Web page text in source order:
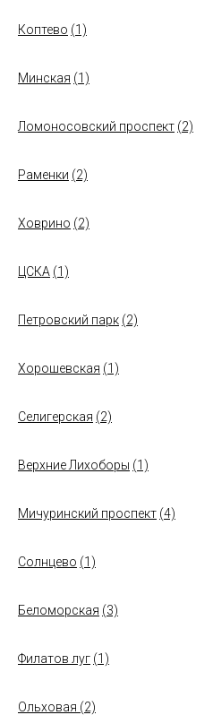
Коптево (1)
Минская (1)
Ломоносовский проспект (2)
Раменки (2)
Ховрино (2)
ЦСКА (1)
Петровский парк (2)
Хорошевская (1)
Селигерская (2)
Верхние Лихоборы (1)
Мичуринский проспект (4)
Солнцево (1)
Беломорская (3)
Филатов луг (1)
Ольховая (2)